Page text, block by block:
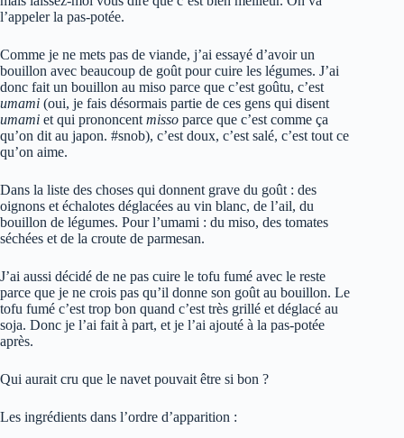
l’appeler la pas-potée.
Comme je ne mets pas de viande, j’ai essayé d’avoir un
bouillon avec beaucoup de goût pour cuire les légumes. J’ai
donc fait un bouillon au miso parce que c’est goûtu, c’est
umami (oui, je fais désormais partie de ces gens qui disent
umami et qui prononcent misso parce que c’est comme ça
qu’on dit au japon. #snob), c’est doux, c’est salé, c’est tout ce
qu’on aime.
Dans la liste des choses qui donnent grave du goût : des
oignons et échalotes déglacées au vin blanc, de l’ail, du
bouillon de légumes. Pour l’umami : du miso, des tomates
séchées et de la croute de parmesan.
J’ai aussi décidé de ne pas cuire le tofu fumé avec le reste
parce que je ne crois pas qu’il donne son goût au bouillon. Le
tofu fumé c’est trop bon quand c’est très grillé et déglacé au
soja. Donc je l’ai fait à part, et je l’ai ajouté à la pas-potée
après.
Qui aurait cru que le navet pouvait être si bon ?
Les ingrédients dans l’ordre d’apparition :